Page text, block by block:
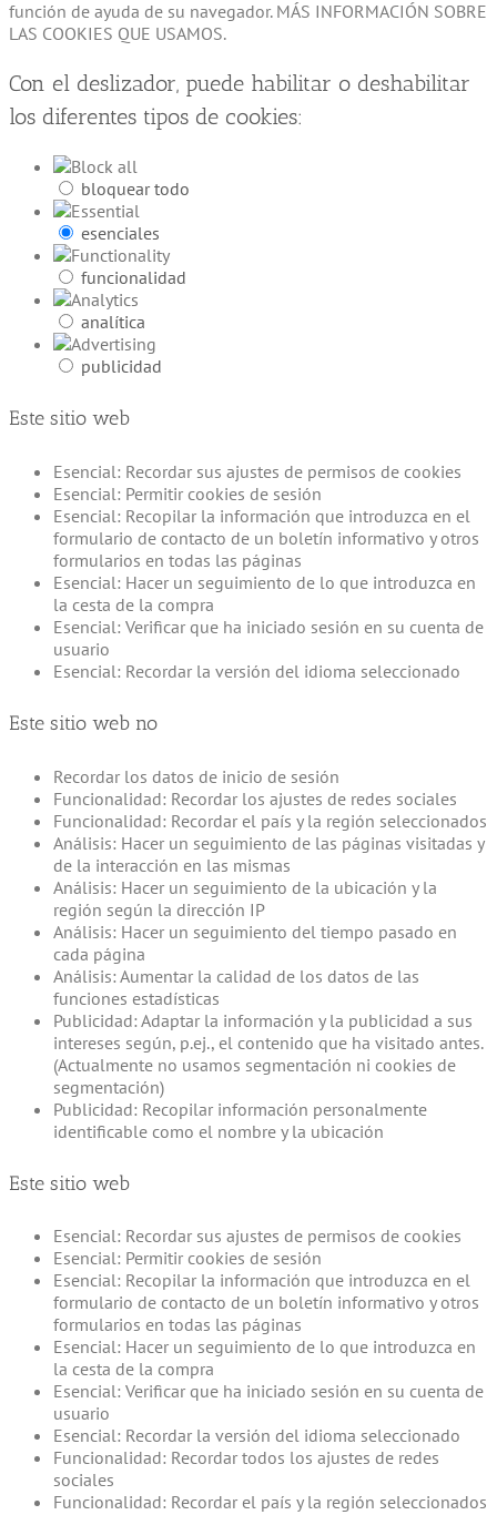
función de ayuda de su navegador. MÁS INFORMACIÓN SOBRE
LAS COOKIES QUE USAMOS.
Con el deslizador, puede habilitar o deshabilitar
los diferentes tipos de cookies:
bloquear todo
esenciales
funcionalidad
analítica
publicidad
Este sitio web
Esencial: Recordar sus ajustes de permisos de cookies
Esencial: Permitir cookies de sesión
Esencial: Recopilar la información que introduzca en el
formulario de contacto de un boletín informativo y otros
formularios en todas las páginas
Esencial: Hacer un seguimiento de lo que introduzca en
la cesta de la compra
Esencial: Verificar que ha iniciado sesión en su cuenta de
usuario
Esencial: Recordar la versión del idioma seleccionado
Este sitio web no
Recordar los datos de inicio de sesión
Funcionalidad: Recordar los ajustes de redes sociales
Funcionalidad: Recordar el país y la región seleccionados
Análisis: Hacer un seguimiento de las páginas visitadas y
de la interacción en las mismas
Análisis: Hacer un seguimiento de la ubicación y la
región según la dirección IP
Análisis: Hacer un seguimiento del tiempo pasado en
cada página
Análisis: Aumentar la calidad de los datos de las
funciones estadísticas
Publicidad: Adaptar la información y la publicidad a sus
intereses según, p.ej., el contenido que ha visitado antes.
(Actualmente no usamos segmentación ni cookies de
segmentación)
Publicidad: Recopilar información personalmente
identificable como el nombre y la ubicación
Este sitio web
Esencial: Recordar sus ajustes de permisos de cookies
Esencial: Permitir cookies de sesión
Esencial: Recopilar la información que introduzca en el
formulario de contacto de un boletín informativo y otros
formularios en todas las páginas
Esencial: Hacer un seguimiento de lo que introduzca en
la cesta de la compra
Esencial: Verificar que ha iniciado sesión en su cuenta de
usuario
Esencial: Recordar la versión del idioma seleccionado
Funcionalidad: Recordar todos los ajustes de redes
sociales
Funcionalidad: Recordar el país y la región seleccionados